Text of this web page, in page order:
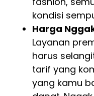
kondisi
Harga
Layanan
harus
tarif yang
yang kamu